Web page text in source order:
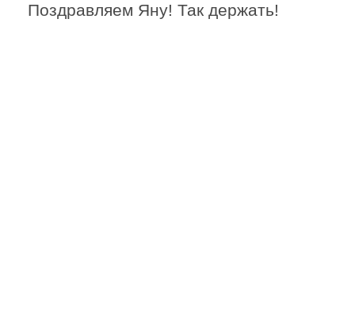
Поздравляем Яну! Так держать!